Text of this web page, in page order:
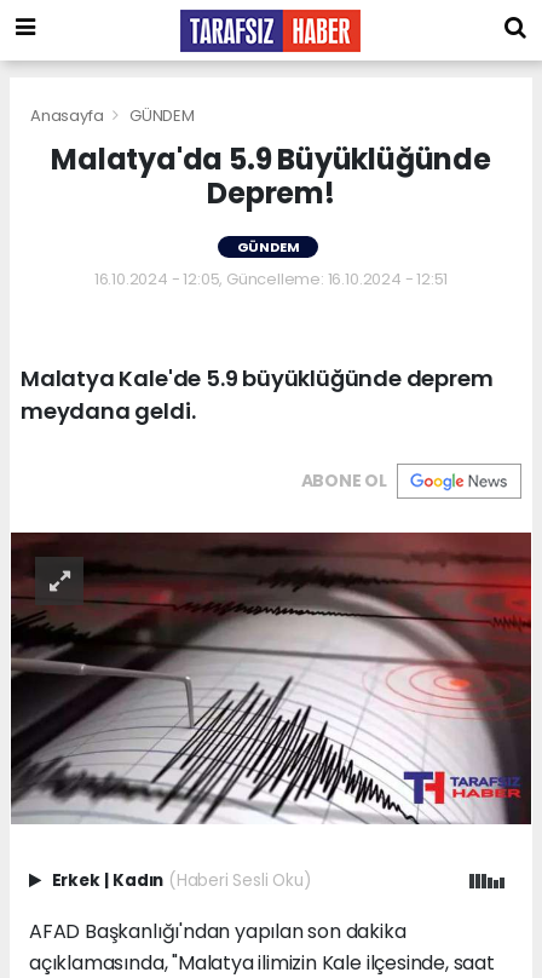
Anasayfa GÜNDEM
Malatya'da 5.9 Büyüklüğünde
Deprem!
GÜNDEM
16.10.2024 - 12:05, Güncelleme: 16.10.2024 - 12:51
Malatya Kale'de 5.9 büyüklüğünde deprem
meydana geldi.
ABONE OL
Erkek Kadın (Haberi Sesli Oku)
AFAD Başkanlığı'ndan yapılan son dakika
açıklamasında, "Malatya ilimizin Kale ilçesinde, saat